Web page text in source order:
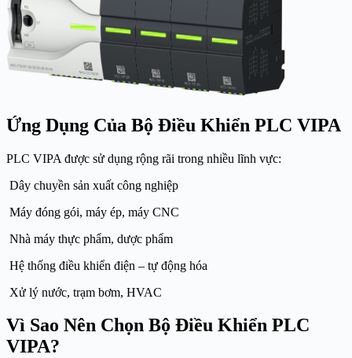
Ứng Dụng Của Bộ Điều Khiển PLC VIPA
PLC VIPA được sử dụng rộng rãi trong nhiều lĩnh vực:
Dây chuyền sản xuất công nghiệp
Máy đóng gói, máy ép, máy CNC
Nhà máy thực phẩm, dược phẩm
Hệ thống điều khiển điện – tự động hóa
Xử lý nước, trạm bơm, HVAC
Vì Sao Nên Chọn Bộ Điều Khiển PLC
VIPA?